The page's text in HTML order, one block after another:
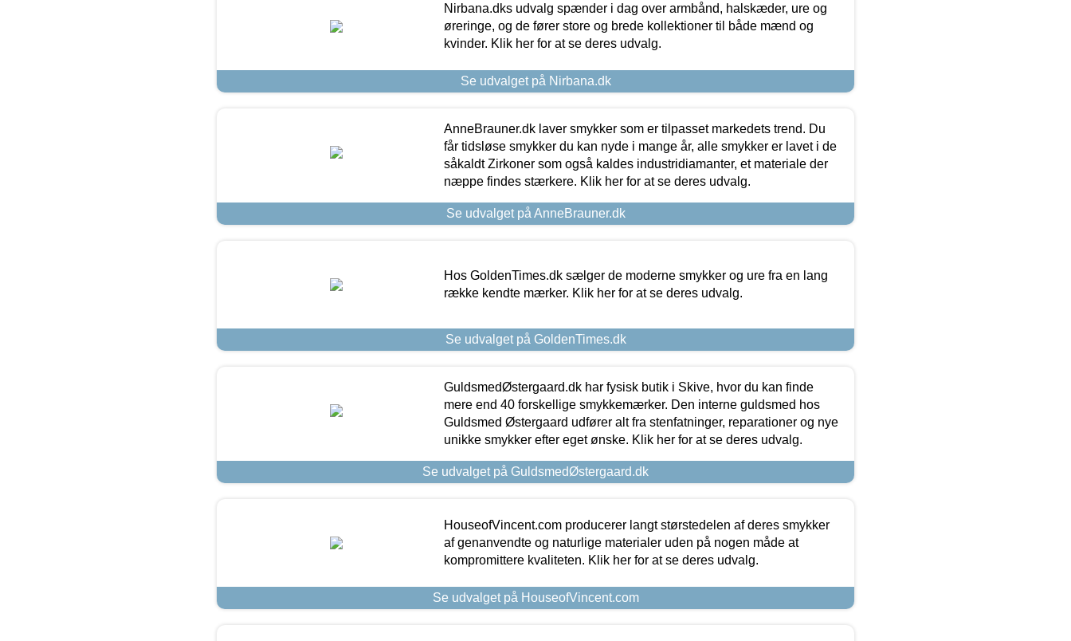
Nirbana.dks udvalg spænder i dag over armbånd, halskæder, ure og
øreringe, og de fører store og brede kollektioner til både mænd og
kvinder. Klik her for at se deres udvalg.
Se udvalget på Nirbana.dk
AnneBrauner.dk laver smykker som er tilpasset markedets trend. Du
får tidsløse smykker du kan nyde i mange år, alle smykker er lavet i de
såkaldt Zirkoner som også kaldes industridiamanter, et materiale der
næppe findes stærkere. Klik her for at se deres udvalg.
Se udvalget på AnneBrauner.dk
Hos GoldenTimes.dk sælger de moderne smykker og ure fra en lang
række kendte mærker. Klik her for at se deres udvalg.
Se udvalget på GoldenTimes.dk
GuldsmedØstergaard.dk har fysisk butik i Skive, hvor du kan finde
mere end 40 forskellige smykkemærker. Den interne guldsmed hos
Guldsmed Østergaard udfører alt fra stenfatninger, reparationer og nye
unikke smykker efter eget ønske. Klik her for at se deres udvalg.
Se udvalget på GuldsmedØstergaard.dk
HouseofVincent.com producerer langt størstedelen af deres smykker
af genanvendte og naturlige materialer uden på nogen måde at
kompromittere kvaliteten. Klik her for at se deres udvalg.
Se udvalget på HouseofVincent.com